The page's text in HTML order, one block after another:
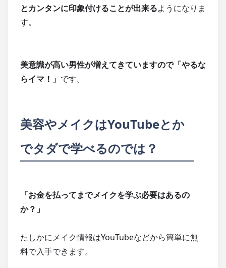
とカンタンに印象付けることが出来るようになりま
す。
美意識が高い男性が増えてきていますので「やるな
らイマ！」 です。
美容やメイクはYouTubeとか
でタダで学べるのでは？
「お金を払ってまでメイクを学ぶ必要はあるの
か？」
たしかにメイク情報はYouTubeなどから簡単に無
料で入手できます。